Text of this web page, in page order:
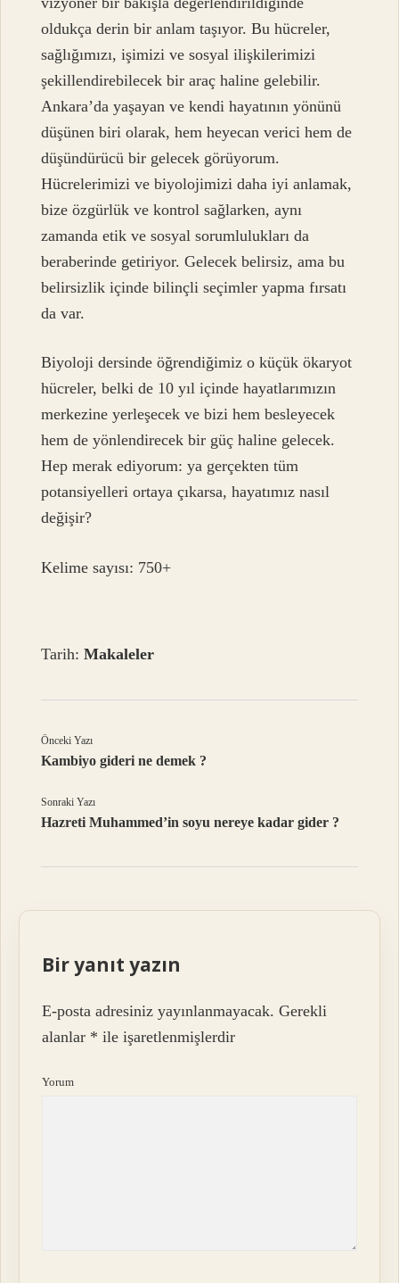
oldukça derin bir anlam taşıyor. Bu hücreler,
sağlığımızı, işimizi ve sosyal ilişkilerimizi
şekillendirebilecek bir araç haline gelebilir.
Ankara’da yaşayan ve kendi hayatının yönünü
düşünen biri olarak, hem heyecan verici hem de
düşündürücü bir gelecek görüyorum.
Hücrelerimizi ve biyolojimizi daha iyi anlamak,
bize özgürlük ve kontrol sağlarken, aynı
zamanda etik ve sosyal sorumlulukları da
beraberinde getiriyor. Gelecek belirsiz, ama bu
belirsizlik içinde bilinçli seçimler yapma fırsatı
da var.
Biyoloji dersinde öğrendiğimiz o küçük ökaryot
hücreler, belki de 10 yıl içinde hayatlarımızın
merkezine yerleşecek ve bizi hem besleyecek
hem de yönlendirecek bir güç haline gelecek.
Hep merak ediyorum: ya gerçekten tüm
potansiyelleri ortaya çıkarsa, hayatımız nasıl
değişir?
Kelime sayısı: 750+
Tarih:Makaleler
Önceki Yazı
Kambiyo gideri ne demek ?
Sonraki Yazı
Hazreti Muhammed’in soyu nereye kadar gider ?
Bir yanıt yazın
E-posta adresiniz yayınlanmayacak. Gerekli
alanlar * ile işaretlenmişlerdir
Yorum